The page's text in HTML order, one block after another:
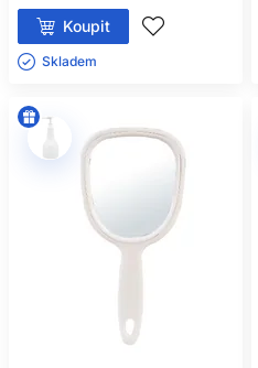
Koupit
Skladem ㅤ